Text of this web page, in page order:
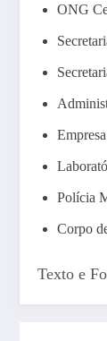
ONG
Polícia
Corpo
Texto e